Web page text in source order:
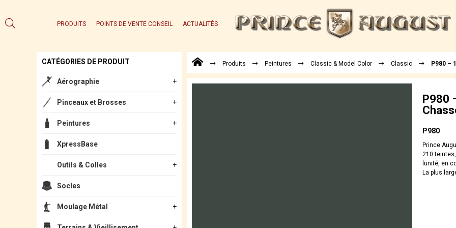
PRODUITS POINTS DE VENTE CONSEIL ACTUALITÉS
CATÉGORIES DE PRODUIT
Aérographie
Pinceaux et Brosses
Peintures
XpressBase
Outils & Colles
Socles
Moulage Métal
Produits Peintures Classic & Model Color Classic P980 –
P980
P980
Prince
210
lunité, en
La plus